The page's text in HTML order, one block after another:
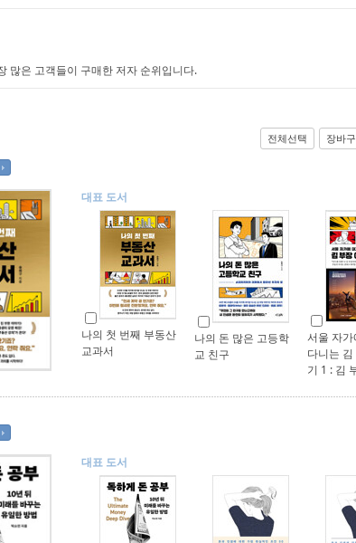
많은 고객들이 구매한 저자 순위입니다.
전체선택 장바
대표 도서
나의 첫 번째 부동산
교과서
나의 돈 많은 고등학
교 친구
서울 자
다니는
기 1 : 김
대표 도서